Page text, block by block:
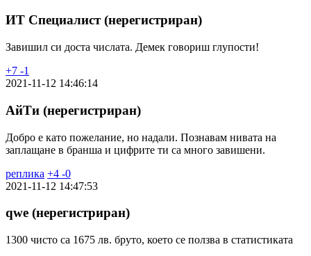
ИТ Специалист (нерегистриран)
Завишил си доста числата. Демек говориш глупости!
+7 -1
2021-11-12 14:46:14
АйТи (нерегистриран)
Добро е като пожелание, но надали. Познавам нивата на
заплащане в бранша и цифрите ти са много завишени.
реплика +4 -0
2021-11-12 14:47:53
qwe (нерегистриран)
1300 чисто са 1675 лв. бруто, което се ползва в статистиката